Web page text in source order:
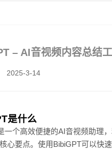
– AI音视频内容总结
2025-3-14
是什么
一个高效便捷的AI音视频助理
心要点。使用BibiGPT可以快